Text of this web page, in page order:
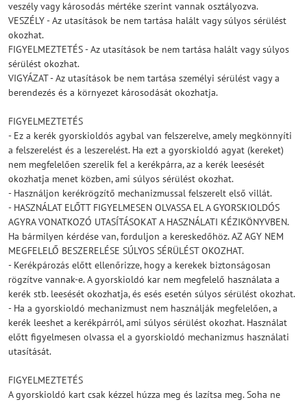
veszély vagy károsodás mértéke szerint vannak osztályozva.
VESZÉLY - Az utasítások be nem tartása halált vagy súlyos sérülést
okozhat.
FIGYELMEZTETÉS - Az utasítások be nem tartása halált vagy súlyos
sérülést okozhat.
VIGYÁZAT - Az utasítások be nem tartása személyi sérülést vagy a
berendezés és a környezet károsodását okozhatja.
FIGYELMEZTETÉS
- Ez a kerék gyorskioldós agybal van felszerelve, amely megkönnyíti
a felszerelést és a leszerelést. Ha ezt a gyorskioldó agyat (kereket)
nem megfelelően szerelik fel a kerékpárra, az a kerék leesését
okozhatja menet közben, ami súlyos sérülést okozhat.
- Használjon kerékrögzítő mechanizmussal felszerelt első villát.
- HASZNÁLAT ELŐTT FIGYELMESEN OLVASSA EL A GYORSKIOLDÓS
AGYRA VONATKOZÓ UTASÍTÁSOKAT A HASZNÁLATI KÉZIKÖNYVBEN.
Ha bármilyen kérdése van, forduljon a kereskedőhöz. AZ AGY NEM
MEGFELELŐ BESZERELÉSE SÚLYOS SÉRÜLÉST OKOZHAT.
- Kerékpározás előtt ellenőrizze, hogy a kerekek biztonságosan
rögzítve vannak-e. A gyorskioldó kar nem megfelelő használata a
kerék stb. leesését okozhatja, és esés esetén súlyos sérülést okozhat.
- Ha a gyorskioldó mechanizmust nem használják megfelelően, a
kerék leeshet a kerékpárról, ami súlyos sérülést okozhat. Használat
előtt figyelmesen olvassa el a gyorskioldó mechanizmus használati
utasítását.
FIGYELMEZTETÉS
A gyorskioldó kart csak kézzel húzza meg és lazítsa meg. Soha ne